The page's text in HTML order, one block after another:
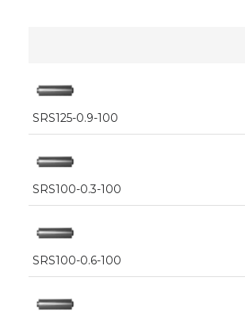
SRS125-0.9-100
SRS100-0.3-100
SRS100-0.6-100